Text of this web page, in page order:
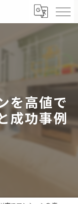
を高値で
成功事例